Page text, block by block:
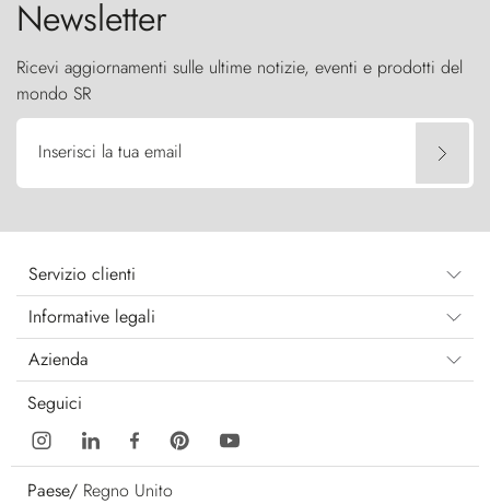
Newsletter
Ricevi aggiornamenti sulle ultime notizie, eventi e prodotti del
mondo SR
Inserisci la tua email
Servizio clienti
Informative legali
Azienda
Seguici
Paese/ Regno Unito